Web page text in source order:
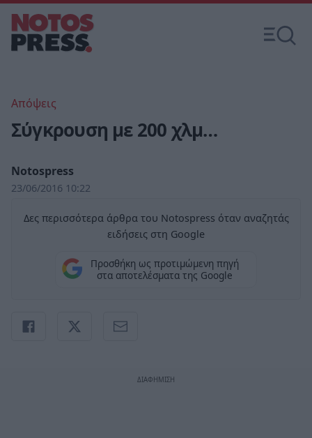
Απόψεις
Σύγκρουση με 200 χλμ…
Notospress
23/06/2016 10:22
Δες περισσότερα άρθρα του Notospress όταν αναζητάς
ειδήσεις στη Google
Προσθήκη ως προτιμώμενη πηγή
στα αποτελέσματα της Google